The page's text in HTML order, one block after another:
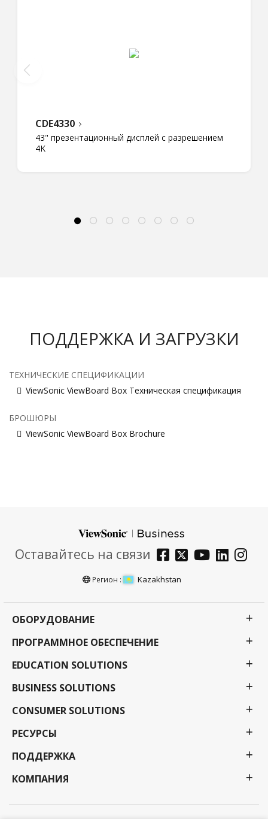
CDE4330
43" презентационный дисплей с разрешением
4K
ПОДДЕРЖКА И ЗАГРУЗКИ
ТЕХНИЧЕСКИЕ СПЕЦИФИКАЦИИ
ViewSonic ViewBoard Box Техническая спецификация
БРОШЮРЫ
ViewSonic ViewBoard Box Brochure
Оставайтесь на связи
Регион : Kazakhstan
ОБОРУДОВАНИЕ
ПРОГРАММНОЕ ОБЕСПЕЧЕНИЕ
EDUCATION SOLUTIONS
BUSINESS SOLUTIONS
CONSUMER SOLUTIONS
РЕСУРСЫ
ПОДДЕРЖКА
КОМПАНИЯ